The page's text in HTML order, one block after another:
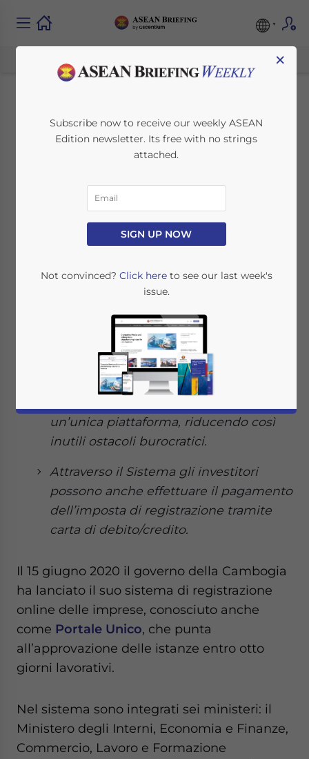
La Cambogia Lancia
il Nuovo Sistema di
Registrazione Online
Delle Imprese
Il 15 giugno 2020 il governo
cambogiano ha lanciato il proprio
sistema online per la registrazione
delle imprese.
Gli investitori possono registrare la loro
un’unica piattaforma, riducendo così
inutili ostacoli burocratici.
Attraverso il Sistema gli investitori
possono anche effettuare il pagamento
dell’imposta di registrazione tramite
carta di debito/credito.
Il 15 giugno 2020 il governo della Cambogia
ha lanciato il suo sistema di registrazione
online delle imprese, conosciuto anche
come Portale Unico, che punta
all’approvazione delle istanze entro otto
giorni lavorativi.
Nel sistema sono integrati sei ministeri: il
Ministero degli Interni, Economia e Finanze,
Commercio, Lavoro e Formazione
×
Subscribe now to receive our weekly ASEAN
Edition newsletter. Its free with no strings
attached.
SIGN UP NOW
Not convinced? Click hereto see our last week's
issue.
Yes, I have read thePrivacy Policy Statement for this
for Asia!